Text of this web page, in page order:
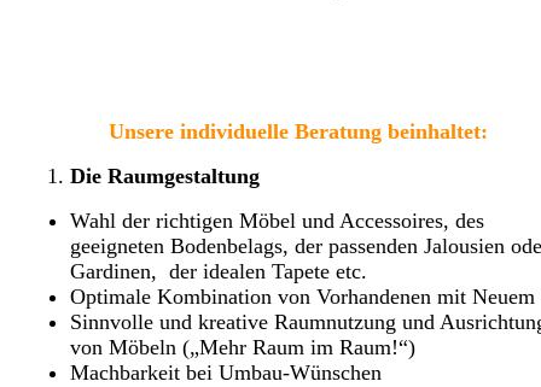
Unsere individuelle Beratung beinhaltet:
Die Raumgestaltung
Wahl der richtigen Möbel und Accessoires, des
geeigneten Bodenbelags, der passenden Jalousien
Gardinen, der idealen Tapete etc.
Optimale Kombination von Vorhandenen mit Neuem
Sinnvolle und kreative Raumnutzung und
von Möbeln („Mehr Raum im Raum!“)
Machbarkeit bei Umbau-Wünschen